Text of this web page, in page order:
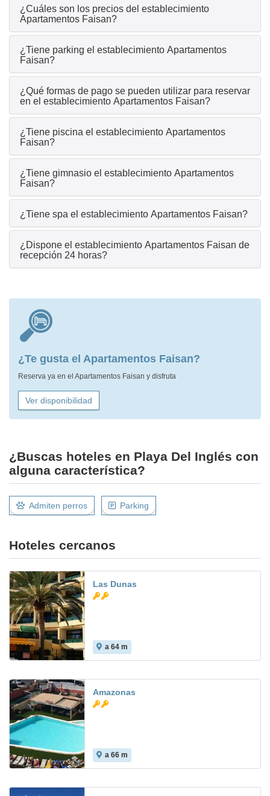
¿Cuáles son los precios del establecimiento
Apartamentos Faisan?
¿Tiene parking el establecimiento Apartamentos
Faisan?
¿Qué formas de pago se pueden utilizar para reservar
en el establecimiento Apartamentos Faisan?
¿Tiene piscina el establecimiento Apartamentos
Faisan?
¿Tiene gimnasio el establecimiento Apartamentos
Faisan?
¿Tiene spa el establecimiento Apartamentos Faisan?
¿Dispone el establecimiento Apartamentos Faisan de
recepción 24 horas?
¿Te gusta el Apartamentos Faisan?
Reserva ya en el Apartamentos Faisan y disfruta
Ver disponibilidad
¿Buscas hoteles en Playa Del Inglés con
alguna característica?
Admiten perros Parking
Hoteles cercanos
Las Dunas
a 64 m
Amazonas
a 66 m